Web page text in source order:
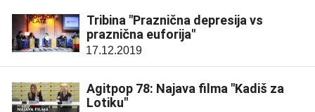
Tribina "Praznična depresija vs
praznična euforija"
17.12.2019
Agitpop 78: Najava filma "Kadiš za
Lotiku"